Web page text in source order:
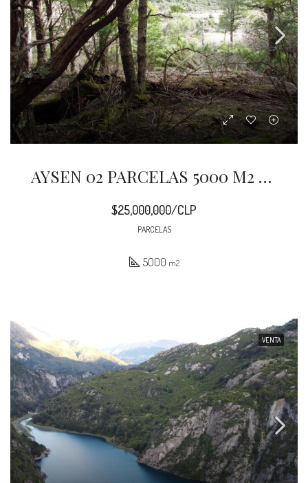
AYSEN 02 PARCELAS 5000 M2 MAÑIHUALES
$25,000,000/CLP
PARCELAS
5000 m2
VENTA